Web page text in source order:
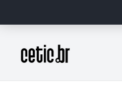
Página inicial